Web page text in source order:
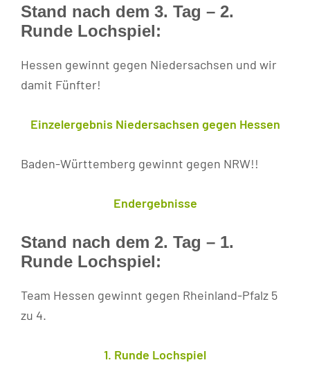
Stand nach dem 3. Tag – 2.
Runde Lochspiel:
Hessen gewinnt gegen Niedersachsen und wir
damit Fünfter!
Einzelergebnis Niedersachsen gegen Hessen
Baden-Württemberg gewinnt gegen NRW!!
Endergebnisse
Stand nach dem 2. Tag – 1.
Runde Lochspiel:
Team Hessen gewinnt gegen Rheinland-Pfalz 5
zu 4.
1. Runde Lochspiel